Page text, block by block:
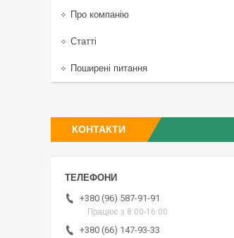
Про компанію
Статті
Поширені питання
КОНТАКТИ
+380 (96) 587-91-91
Працює з 8:00-16:00
+380 (66) 147-93-33